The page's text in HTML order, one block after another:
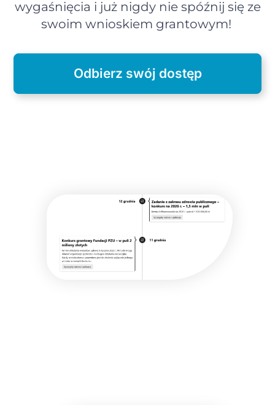
wygaśnięcia i już nigdy nie spóźnij się ze
swoim wnioskiem grantowym!
Odbierz swój dostęp